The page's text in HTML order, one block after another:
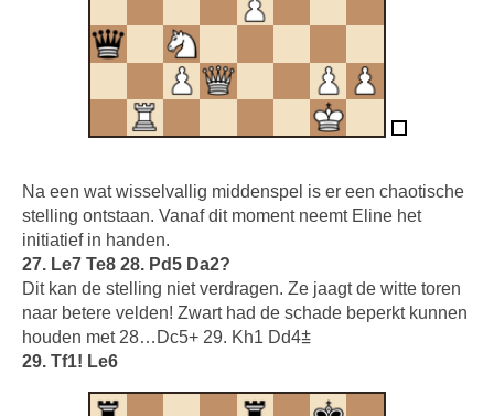
Na een wat wisselvallig middenspel is er een chaotische
stelling ontstaan. Vanaf dit moment neemt Eline het
initiatief in handen.
27. Le7 Te8 28. Pd5 Da2?
Dit kan de stelling niet verdragen. Ze jaagt de witte toren
naar betere velden! Zwart had de schade beperkt kunnen
houden met 28…Dc5+ 29. Kh1 Dd4⩲
29. Tf1! Le6